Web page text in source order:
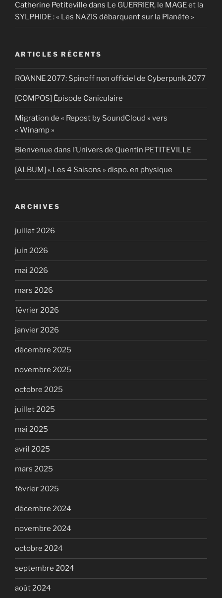
Catherine Petiteville dans Le GUERRIER, le MAGE et la
SYLPHIDE : « Les NAZIS débarquent sur la Planète »
ARTICLES RÉCENTS
ROANNE 2077: Spinoff non officiel de Cyberpunk 2077
[COMPOS] Épisode Caniculaire
Migration de « Repost by SoundCloud » vers
« Winamp »
Bienvenue dans l’Univers de Quentin PETITEVILLE
[ALBUM] « Les 4 Saisons » dispo. en physique
ARCHIVES
juillet 2026
juin 2026
mai 2026
mars 2026
février 2026
janvier 2026
décembre 2025
novembre 2025
octobre 2025
juillet 2025
mai 2025
avril 2025
mars 2025
février 2025
décembre 2024
novembre 2024
octobre 2024
septembre 2024
août 2024